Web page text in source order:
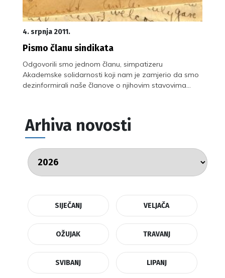
4. srpnja 2011.
Pismo članu sindikata
Odgovorili smo jednom članu, simpatizeru
Akademske solidarnosti koji nam je zamjerio da smo
dezinformirali naše članove o njihovim stavovima…
Arhiva novosti
SIJEČANJ VELJAČA
OŽUJAK TRAVANJ
SVIBANJ LIPANJ